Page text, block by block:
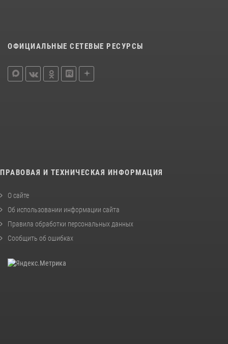
ОФИЦИАЛЬНЫЕ СЕТЕВЫЕ РЕСУРСЫ
ПРАВОВАЯ И ТЕХНИЧЕСКАЯ ИНФОРМАЦИЯ
О сайте
Об использовании информации сайта
Правила обработки персональных данных
Сообщить об ошибках